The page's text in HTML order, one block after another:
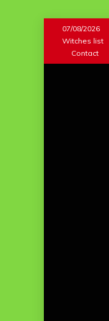
content
07/08/2026
Witches list
Contact